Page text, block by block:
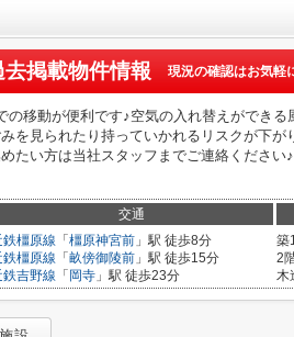
去掲載物件情報 現況の確認はお気軽
の移動が便利です♪空気の入れ替えができ
を見られたり持っていかれるリスクが下
たい方は当社スタッフまでご連絡くださ
交通
鉄橿原線 「 橿原神宮前 」駅 徒歩8分
鉄橿原線 「 畝傍御陵前 」駅 徒歩15分
鉄吉野線 「 岡寺 」駅 徒歩23分
築
2
木